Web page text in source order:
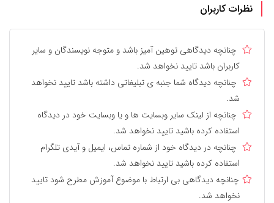
نظرات کاربران
چنانچه دیدگاهی توهین آمیز باشد و متوجه نویسندگان و سایر
کاربران باشد تایید نخواهد شد.
چنانچه دیدگاه شما جنبه ی تبلیغاتی داشته باشد تایید نخواهد
شد.
چنانچه از لینک سایر وبسایت ها و یا وبسایت خود در دیدگاه
استفاده کرده باشید تایید نخواهد شد.
چنانچه در دیدگاه خود از شماره تماس، ایمیل و آیدی تلگرام
استفاده کرده باشید تایید نخواهد شد.
چنانچه دیدگاهی بی ارتباط با موضوع آموزش مطرح شود تایید
نخواهد شد.